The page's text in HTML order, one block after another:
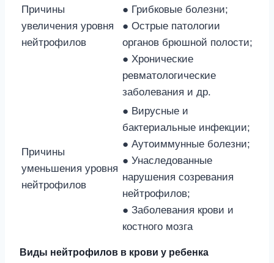
Причины
увеличения уровня
нейтрофилов
● Грибковые болезни;
● Острые патологии
органов брюшной полости;
● Хронические
ревматологические
заболевания и др.
Причины
уменьшения уровня
нейтрофилов
● Вирусные и
бактериальные инфекции;
● Аутоиммунные болезни;
● Унаследованные
нарушения созревания
нейтрофилов;
● Заболевания крови и
костного мозга
Виды нейтрофилов в крови у ребенка